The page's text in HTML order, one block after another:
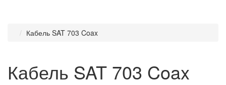
Кабель SAT 703 Coax
Кабель SAT 703 Coax